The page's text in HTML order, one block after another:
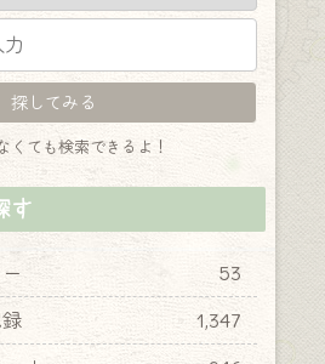
ても検索できるよ！
す
53
1,347